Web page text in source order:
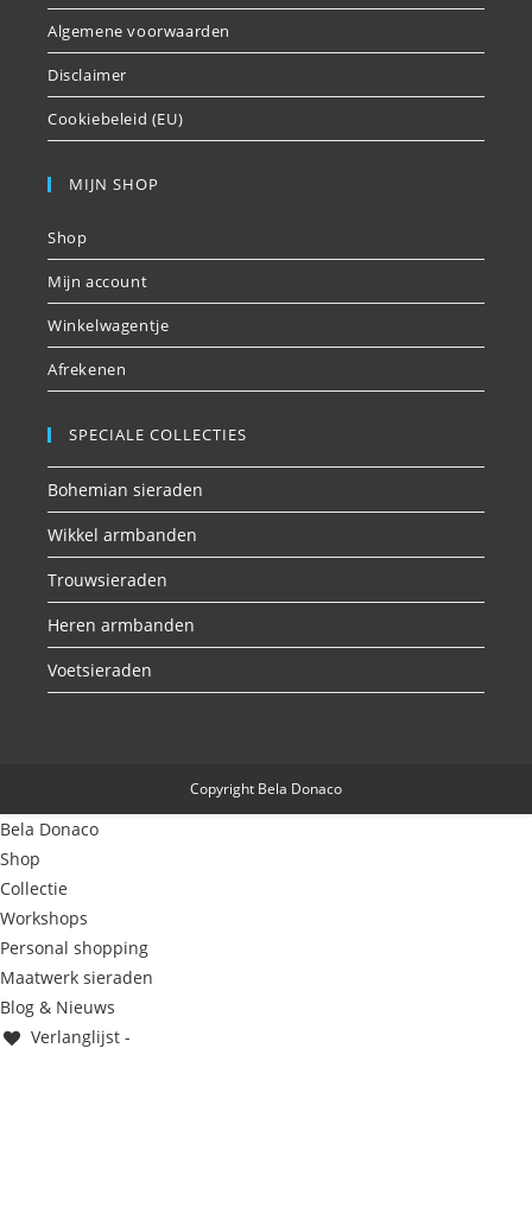
Algemene voorwaarden
Disclaimer
Cookiebeleid (EU)
MIJN SHOP
Shop
Mijn account
Winkelwagentje
Afrekenen
SPECIALE COLLECTIES
Bohemian sieraden
Wikkel armbanden
Trouwsieraden
Heren armbanden
Voetsieraden
Copyright Bela Donaco
Bela Donaco
Shop
Collectie
Workshops
Personal shopping
Maatwerk sieraden
Blog & Nieuws
Verlanglijst -